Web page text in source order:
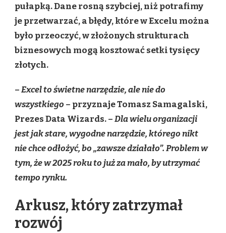
pułapką. Dane rosną szybciej, niż potrafimy
je przetwarzać, a błędy, które w Excelu można
było przeoczyć, w złożonych strukturach
biznesowych mogą kosztować setki tysięcy
złotych.
–Excel to świetne narzędzie, ale nie do
wszystkiego – przyznaje Tomasz Samagalski,
Prezes Data Wizards.– Dla wielu organizacji
jest jak stare, wygodne narzędzie, którego nikt
nie chce odłożyć, bo „zawsze działało”. Problem w
tym, że w 2025 roku to już za mało, by utrzymać
tempo rynku.
Arkusz, który zatrzymał
rozwój